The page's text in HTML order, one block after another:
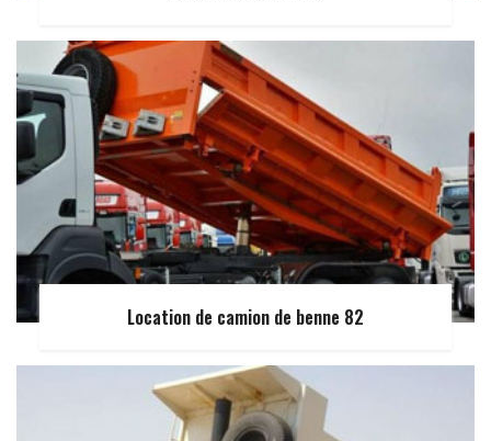
Location de camion de benne 82